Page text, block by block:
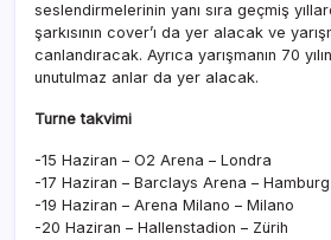
seslendirmelerinin yanı sıra geçmiş
şarkısının cover’ı da yer alacak ve
canlandıracak. Ayrıca yarışmanın 70
unutulmaz anlar da yer alacak.
Turne takvimi
-15 Haziran – O2 Arena – Londra
-17 Haziran – Barclays Arena – Hamburg
-19 Haziran – Arena Milano – Milano
-20 Haziran – Hallenstadion – Zürih